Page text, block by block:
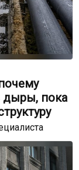
дыры, пока